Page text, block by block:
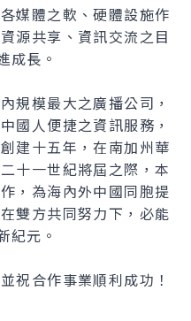
媒體之軟、硬體設施作
源共享、資訊交流之目
成長。
模最大之廣播公司，
國人便捷之資訊服務，
建十五年，在南加州華
十一世紀將屆之際，本
，為海內外中國同胞提
雙方共同努力下，必能
紀元。
合作事業順利成功！